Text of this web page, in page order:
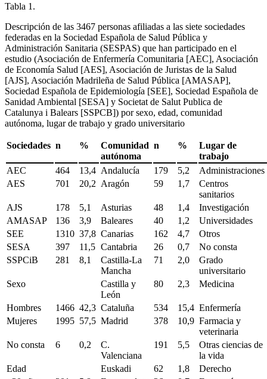
Tabla 1.
Descripción de las 3467 personas afiliadas a las siete sociedades
federadas en la Sociedad Española de Salud Pública y
Administración Sanitaria (SESPAS) que han participado en el
estudio (Asociación de Enfermería Comunitaria [AEC], Asociación
de Economía Salud [AES], Asociación de Juristas de la Salud
[AJS], Asociación Madrileña de Salud Pública [AMASAP],
Sociedad Española de Epidemiología [SEE], Sociedad Española de
Sanidad Ambiental [SESA] y Societat de Salut Publica de
Catalunya i Balears [SSPCB]) por sexo, edad, comunidad
autónoma, lugar de trabajo y grado universitario
Sociedades n %
Comunidad
autónoma
n %
Lugar de
trabajo
AEC
464 13,4 Andalucía 179 5,2
Administraciones
AES
701 20,2 Aragón 59 1,7
Centros
sanitarios
AJS
178 5,1 Asturias 48 1,4
Investigación
AMASAP
136 3,9 Baleares 40 1,2
Universidades
SEE
1310 37,8 Canarias 162 4,7
Otros
SESA
397 11,5 Cantabria 26 0,7
No consta
SSPCiB
281 8,1
Castilla-La
Mancha
71 2,0
Grado
universitario
Sexo
Castilla y
León
80 2,3 Medicina
Hombres 1466 42,3 Cataluña 534 15,4 Enfermería
Mujeres
1995 57,5 Madrid 378 10,9 Farmacia y
veterinaria
No consta
6 0,2
C.
Valenciana
191 5,5
Otras ciencias de
la vida
Edad
Euskadi 62 1,8
Derecho